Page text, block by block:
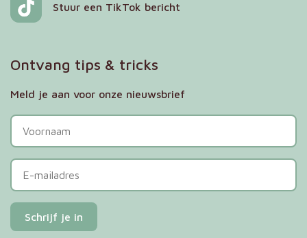
Stuur een TikTok bericht
Ontvang tips & tricks
Meld je aan voor onze nieuwsbrief